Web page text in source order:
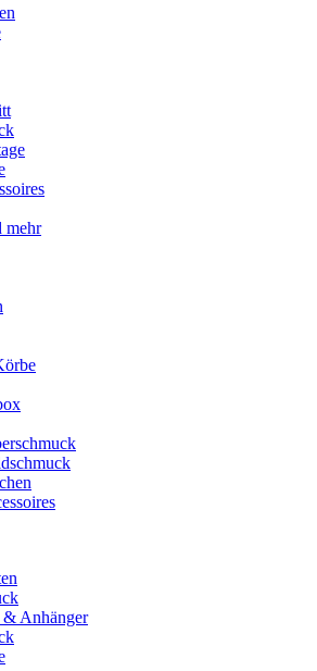
mehr
& Anhänger